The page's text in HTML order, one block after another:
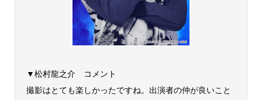
▼松村龍之介 コメント
撮影はとても楽しかったですね。出演者の仲が良いこと